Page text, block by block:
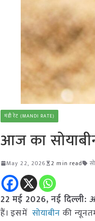
मंडी रेट (MANDI RATE)
आज का
May 22, 2026 2 min read
22 मई 2026, नई दिल्ली:
हैं। इसमें सोयाबीनकी